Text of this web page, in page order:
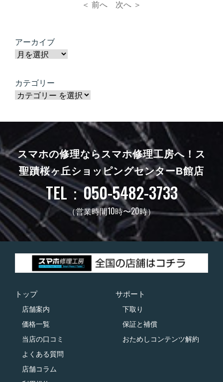
＜ 前へ 次へ ＞
アーカイブ
カテゴリー
スマホの修理ならスマホ修理工房へ！ ス
聖蹟桜ヶ丘ショッピングセンターB館店
TEL：050-5482-3733
（営業時間10時〜20時）
トップ
店舗案内
価格一覧
当店の口コミ
よくある質問
店舗コラム
サポート
下取り
保証と補償
おためしコンテンツ解約